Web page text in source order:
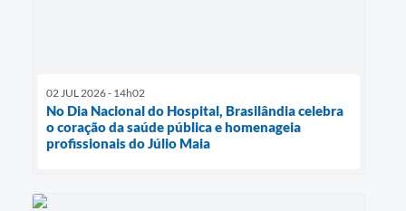
02 JUL 2026 - 14h02
No Dia Nacional do Hospital, Brasilândia celebra
o coração da saúde pública e homenageia
profissionais do Júlio Maia